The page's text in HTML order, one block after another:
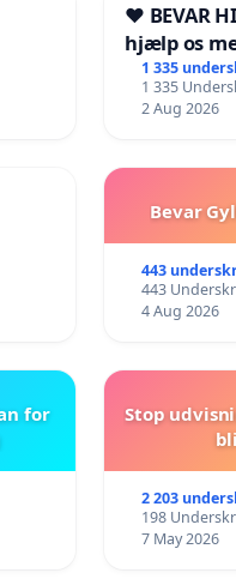
❤️ BEVAR
hjælp os
fremtid ❤️
1 335
1 335
2 Aug 2026
Bevar
443
443
4 Aug 2026
for
Stop
2 203
198
7 May 2026